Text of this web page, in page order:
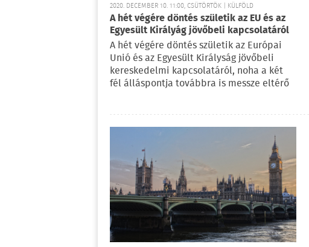
2020. DECEMBER 10. 11:00, CSÜTÖRTÖK | KÜLFÖLD
A hét végére döntés születik az EU és az
Egyesült Királyág jövőbeli kapcsolatáról
A hét végére döntés születik az Európai
Unió és az Egyesült Királyság jövőbeli
kereskedelmi kapcsolatáról, noha a két
fél álláspontja továbbra is messze eltérő